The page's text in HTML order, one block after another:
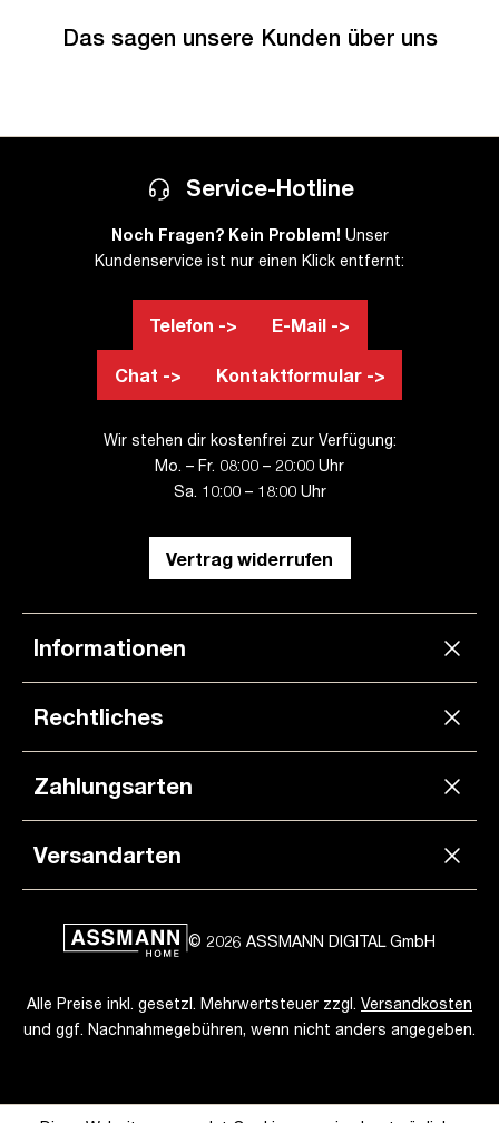
Das sagen unsere Kunden über uns
Service-Hotline
Noch Fragen? Kein Problem! Unser
Kundenservice ist nur einen Klick entfernt:
Telefon -> E-Mail ->
Chat -> Kontaktformular ->
Wir stehen dir kostenfrei zur Verfügung:
Mo. – Fr. 08:00 – 20:00 Uhr
Sa. 10:00 – 18:00 Uhr
Vertrag widerrufen
Informationen
Rechtliches
Zahlungsarten
Versandarten
© 2026 ASSMANN DIGITAL GmbH
Alle Preise inkl. gesetzl. Mehrwertsteuer zzgl. Versandkosten
und ggf. Nachnahmegebühren, wenn nicht anders angegeben.